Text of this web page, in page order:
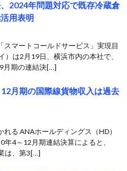
2024年問題対応で既存冷蔵倉
用表明
スマートコールドサービス」実現目
）は2月19日、横浜市内の本社で、
月期の連結決[…]
月期の国際線貨物収入は過去
る ANAホールディングス（HD）
4～12月期連結決算によると、
は、第3[…]